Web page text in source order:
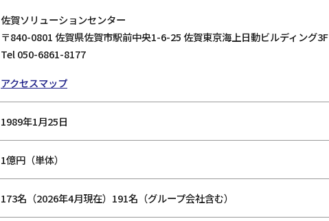
佐賀ソリューションセンター
〒840-0801 佐賀県佐賀市駅前中央1-6-25 佐賀東京海上日動ビルディング3F
Tel 050-6861-8177
アクセスマップ
1989年1月25日
1億円（単体）
173名（2026年4月現在）191名（グループ会社含む）